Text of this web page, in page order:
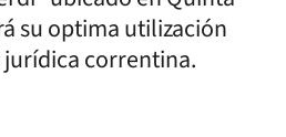
su optima utilización
correntina.